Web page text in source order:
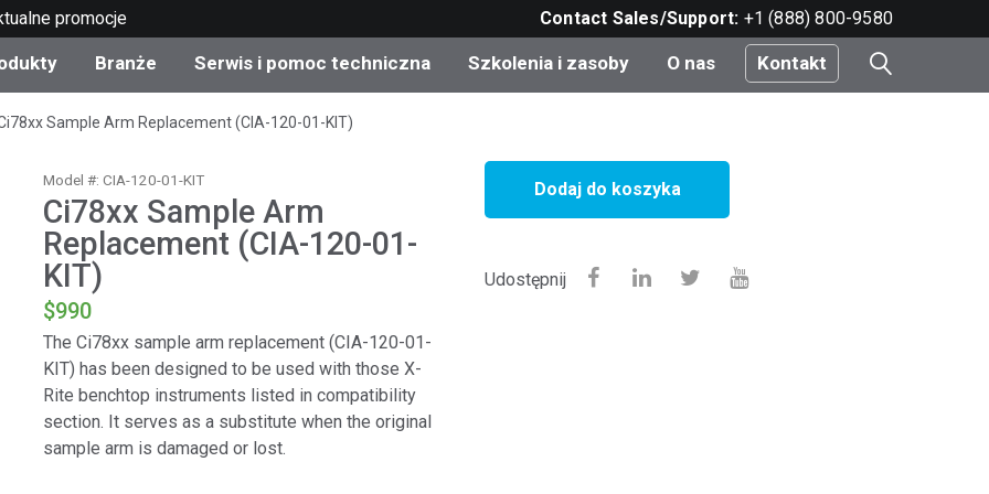
promocje Contact Sales/Support: +1 (888) 800-9580
produktów
Produkty wycofane z
Aktualne promocje
Branże
i powłoki
OEM Display & Printer
Food Color Measurement
Nauki przyrodnicze
Serwis i pomoc techniczna
i utrzymanie
Skontaktuj się z naszymi
Szkolenia i zasoby
Experience Center
Konsultacje i audyty
Najpopularniejsze pliki do
Inne zasoby
O nas Kontakt
Sample Arm Replacement (CIA-120-01-KIT)
Model #: CIA-120-01-KIT
Ci78xx Sample Arm
Replacement (CIA-120-01-
KIT)
$990
The Ci78xx sample arm replacement (CIA-120-01-
KIT) has been designed to be used with those X-
Rite benchtop instruments listed in compatibility
section. It serves as a substitute when the original
sample arm is damaged or lost.
Dodaj do koszyka
Udostępnij